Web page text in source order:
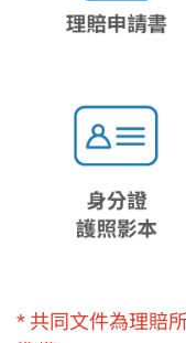
* 共同文件為理賠